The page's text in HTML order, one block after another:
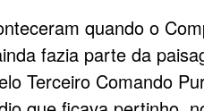
quando o
fazia parte da
Terceiro Comando